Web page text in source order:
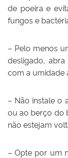
de poeira e
fungos e
– Pelo menos
desligado,
com a umidade
– Não instale o
ou ao berço do
não estejam
– Opte por um